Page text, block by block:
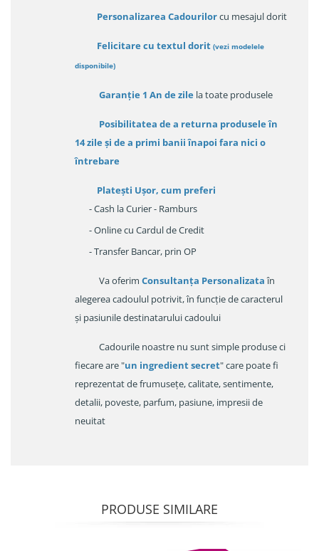
Personalizarea Cadourilorcu mesajul dorit
Felicitare cu textul dorit (vezi modelele
disponibile)
Garanție 1 An de zile la toate produsele
Posibilitatea de a returna produsele în
14 zileși de a primi banii înapoi fara nici o
întrebare
Platești Ușor, cum preferi
- Cash la Curier - Ramburs
- Online cu Cardul de Credit
- Transfer Bancar, prin OP
Va oferim Consultanța Personalizataîn
alegerea cadoulul potrivit, în funcție de caracterul
și pasiunile destinatarului cadoului
Cadourile noastre nu sunt simple produse ci
fiecare are "un ingredient secret" care poate fi
reprezentat de frumusețe, calitate, sentimente,
detalii, poveste, parfum, pasiune, impresii de
neuitat
PRODUSE SIMILARE